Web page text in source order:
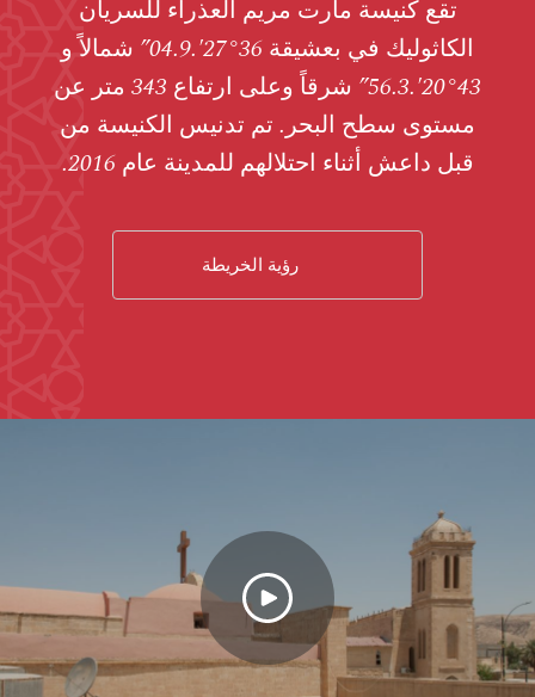
تقع كنيسة مارت مريم العذراء للسريان
الكاثوليك في بعشيقة 36°27′.04.9” شمالاً و
43°20′.56.3” شرقاً وعلى ارتفاع 343 متر عن
مستوى سطح البحر. تم تدنيس الكنيسة من
قبل داعش أثناء احتلالهم للمدينة عام 2016.
رؤية الخريطة